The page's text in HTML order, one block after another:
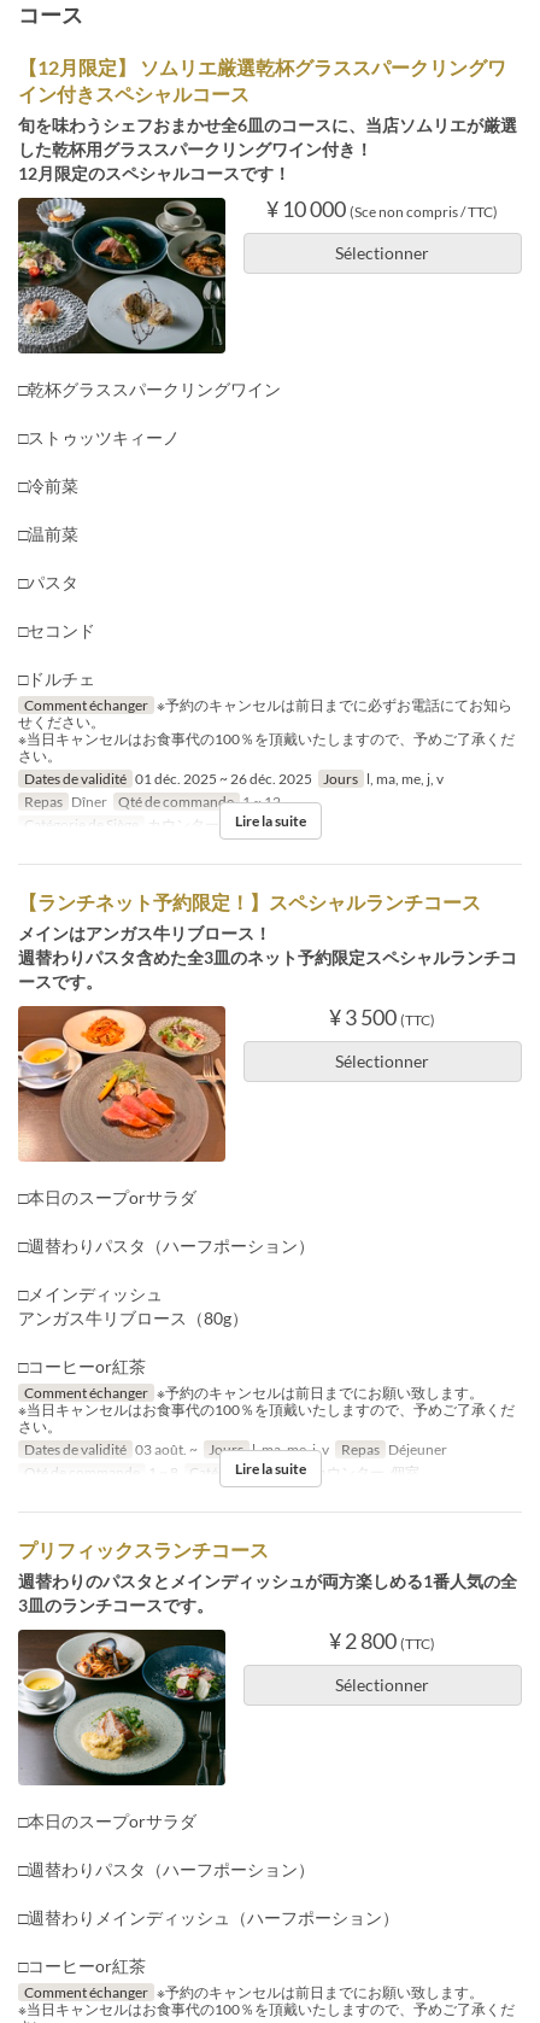
コース
【12月限定】 ソムリエ厳選乾杯グラススパークリングワ
イン付きスペシャルコース
旬を味わうシェフおまかせ全6皿のコースに、当店ソムリエが厳選
した乾杯用グラススパークリングワイン付き！
12月限定のスペシャルコースです！
¥ 10 000 (Sce non compris / TTC)
Sélectionner
□乾杯グラススパークリングワイン
□ストゥッツキィーノ
□冷前菜
□温前菜
□パスタ
□セコンド
□ドルチェ
Comment échanger ※予約のキャンセルは前日までに必ずお電話にてお知ら
せください。
※当日キャンセルはお食事代の100％を頂戴いたしますので、予めご了承くだ
さい。
Dates de validité 01 déc. 2025 ~ 26 déc. 2025 Jours l, ma, me, j, v
Repas Dîner Qté de commande 1 ~ 12
Catégorie de Siège
カウンター, 個室Lire la suite
【ランチネット予約限定！】スペシャルランチコース
メインはアンガス牛リブロース！
週替わりパスタ含めた全3皿のネット予約限定スペシャルランチコ
ースです。
¥ 3 500 (TTC)
Sélectionner
□本日のスープorサラダ
□週替わりパスタ（ハーフポーション）
□メインディッシュ
アンガス牛リブロース（80g）
□コーヒーor紅茶
Comment échanger ※予約のキャンセルは前日までにお願い致します。
※当日キャンセルはお食事代の100％を頂戴いたしますので、予めご了承くだ
さい。
Dates de validité 03 août. ~ Jours l, ma, me, j, v Repas Déjeuner
Qté de commande
1 ~ 8 Catégorie de Siège カウンター, 個室
Lire la suite
プリフィックスランチコース
週替わりのパスタとメインディッシュが両方楽しめる1番人気の全
3皿のランチコースです。
¥ 2 800 (TTC)
Sélectionner
□本日のスープorサラダ
□週替わりパスタ（ハーフポーション）
□週替わりメインディッシュ（ハーフポーション）
□コーヒーor紅茶
Comment échanger ※予約のキャンセルは前日までにお願い致します。
※当日キャンセルはお食事代の100％を頂戴いたしますので、予めご了承くだ